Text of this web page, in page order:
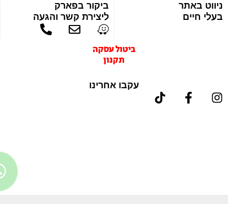
באתר
ביקור בפארק
חיים
ליצירת קשר והגעה
ביטול עסקה
תקנון
עקבו אחרינו